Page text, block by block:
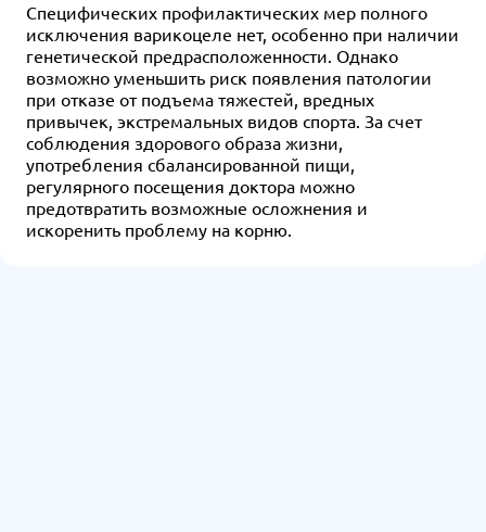
Специфических профилактических мер полного
исключения варикоцеле нет, особенно при наличии
генетической предрасположенности. Однако
возможно уменьшить риск появления патологии
при отказе от подъема тяжестей, вредных
привычек, экстремальных видов спорта. За счет
соблюдения здорового образа жизни,
употребления сбалансированной пищи,
регулярного посещения доктора можно
предотвратить возможные осложнения и
искоренить проблему на корню.